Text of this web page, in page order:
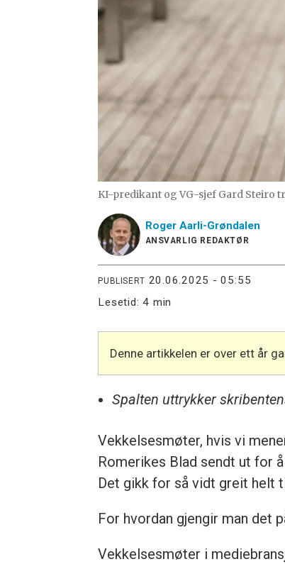
KI-predikant og VG-sjef Gard Steiro
Roger Aarli-Grøndalen
ANSVARLIG REDAKTØR
PUBLISERT
20.06.2025 - 05:55
Lesetid:4 min
Denne artikkelen er over ett år
Spalten uttrykker
Vekkelsesmøter, hvis vi
Romerikes Blad sendt ut for
Det gikk for så vidt greit helt
For hvordan gjengir man det
Vekkelsesmøter i